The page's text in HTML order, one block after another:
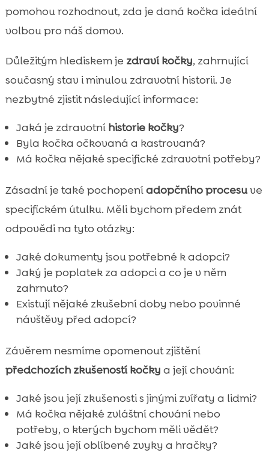
pomohou rozhodnout, zda je daná kočka ideální
volbou pro náš domov.
Důležitým hlediskem je zdraví kočky, zahrnující
současný stav i minulou zdravotní historii. Je
nezbytné zjistit následující informace:
Jaká je zdravotní historie kočky?
Byla kočka očkovaná a kastrovaná?
Má kočka nějaké specifické zdravotní potřeby?
Zásadní je také pochopeníadopčního procesuve
specifickém útulku. Měli bychom předem znát
odpovědi na tyto otázky:
Jaké dokumenty jsou potřebné k adopci?
Jaký je poplatek za adopci a co je v něm
zahrnuto?
Existují nějaké zkušební doby nebo povinné
návštěvy před adopcí?
Závěrem nesmíme opomenout zjištění
předchozích zkušeností kočky a její chování:
Jaké jsou její zkušenosti s jinými zvířaty a lidmi?
Má kočka nějaké zvláštní chování nebo
potřeby, o kterých bychom měli vědět?
Jaké jsou její oblíbené zvyky a hračky?